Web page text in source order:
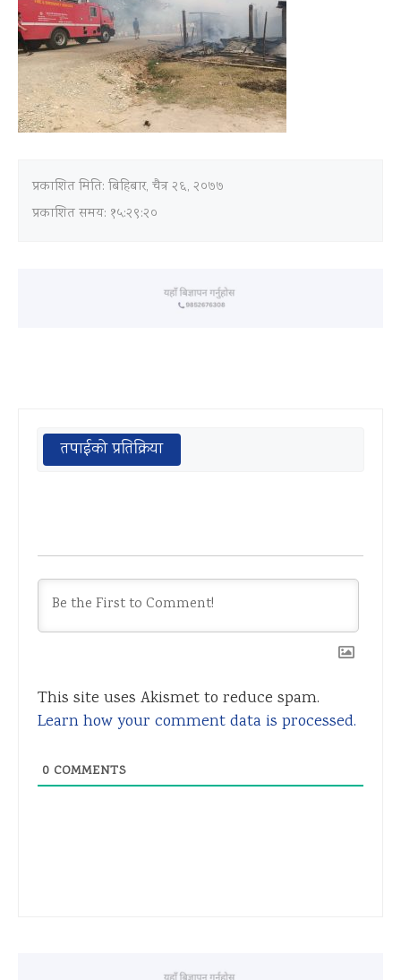
प्रकाशित मिति: बिहिबार, चैत्र २६, २०७७
प्रकाशित समय: १५:२९:२०
तपाईको प्रतिक्रिया
This site uses Akismet to reduce spam.
Learn how your comment data is processed.
0 COMMENTS